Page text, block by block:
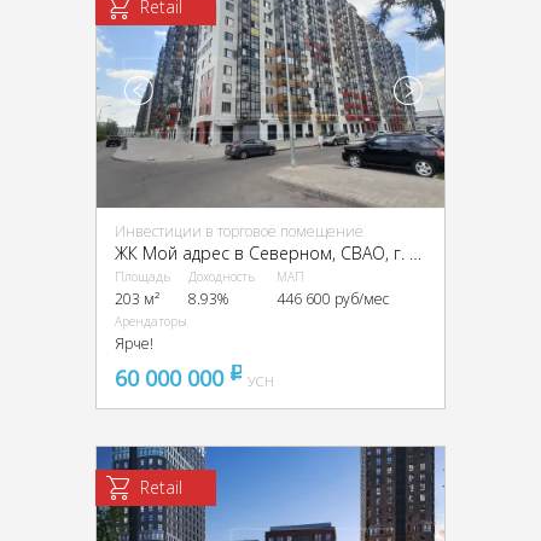
Retail
Инвестиции в торговое помещение
ЖК Мой адрес в Северном, CВАО, г. Москва, Долгопрудная аллея, 14к1
Площадь
203 м²
Доходность
8.93%
МАП
446 600 руб/мес
Арендаторы
Ярче!
60 000 000 pуб
УСН
Retail